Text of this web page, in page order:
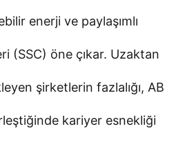
enerji ve paylaşımlı
(SSC) öne çıkar. Uzaktan
şirketlerin fazlalığı, AB
kariyer esnekliği